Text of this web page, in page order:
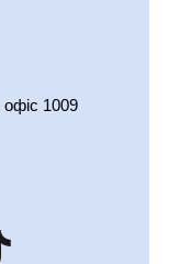
офіс 1009